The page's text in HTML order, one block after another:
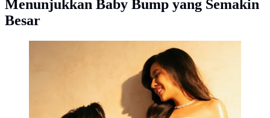
Menunjukkan Baby Bump yang Semakin
Besar